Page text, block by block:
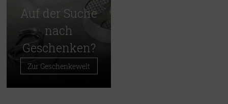
Auf der Suche
nach
Geschenken?
Zur Geschenkewelt